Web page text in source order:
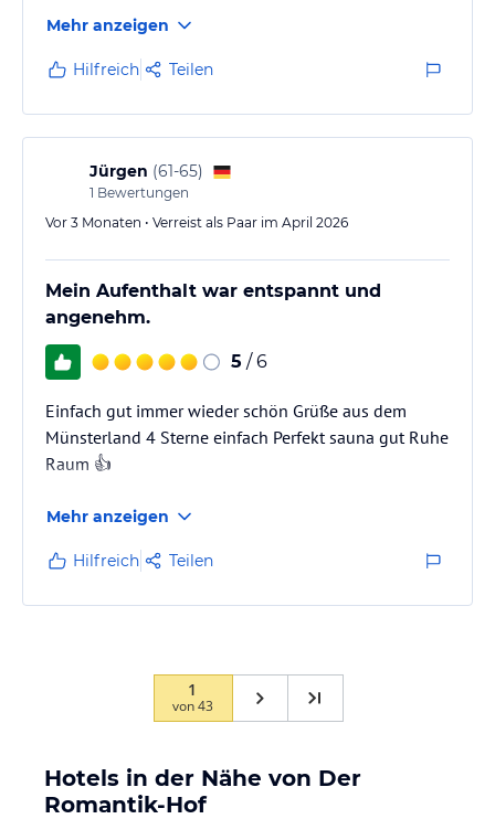
Mehr anzeigen
Hilfreich Teilen
Jürgen (61-65)
1 Bewertungen
Vor 3 Monaten • Verreist als Paar im April 2026
Mein Aufenthalt war entspannt und
angenehm.
5 / 6
Einfach gut immer wieder schön Grüße aus dem
Münsterland 4 Sterne einfach Perfekt sauna gut Ruhe
Raum 👍
Mehr anzeigen
Hilfreich Teilen
1
von43
Hotels in der Nähe von Der
Romantik-Hof